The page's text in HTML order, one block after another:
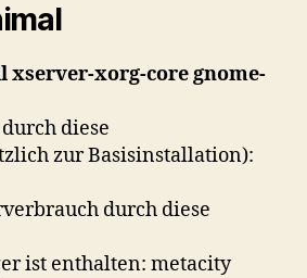
xserver-xorg-core gnome-
diese
zur Basisinstallation):
durch diese
ist enthalten: metacity